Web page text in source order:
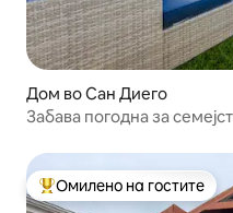
Дом во Сан Диего
Забава погодна за
Меѓу најуспешните
Омилено на гостите